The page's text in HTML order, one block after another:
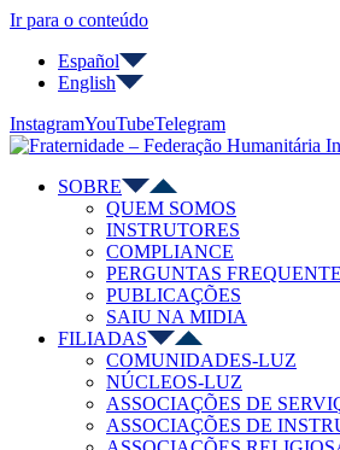
Ir para o conteúdo
Español
English
InstagramYouTubeTelegram
SOBRE
QUEM SOMOS
INSTRUTORES
COMPLIANCE
PERGUNTAS
PUBLICAÇÕES
SAIU NA MIDIA
FILIADAS
COMUNIDADES-LUZ
NÚCLEOS-LUZ
ASSOCIAÇÕES DE
ASSOCIAÇÕES DE